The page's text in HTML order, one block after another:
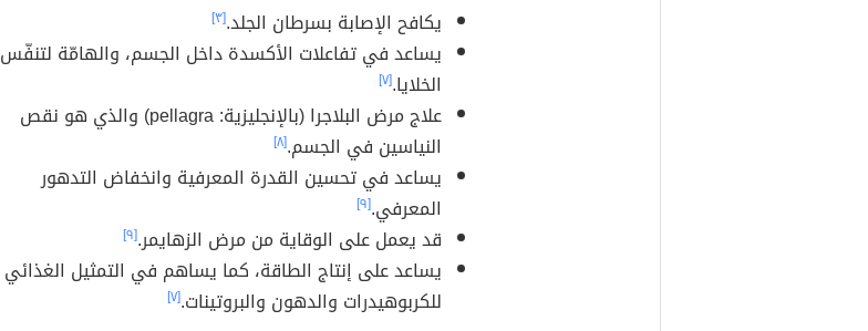
يكافح الإصابة بسرطان الجلد.[٣]
يساعد في تفاعلات الأكسدة داخل الجسم، والهامّة لتنفّس
الخلايا.[٧]
علاج مرض البلاجرا (بالإنجليزية: pellagra) والذي هو نقص
النياسين في الجسم.[٨]
يساعد في تحسين القدرة المعرفية وانخفاض التدهور
المعرفي.[٩]
قد يعمل على الوقاية من مرض الزهايمر.[٩]
يساعد على إنتاج الطاقة، كما يساهم في التمثيل الغذائي
للكربوهيدرات والدهون والبروتينات.[٧]